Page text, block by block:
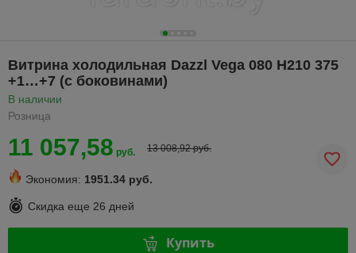
Витрина холодильная Dazzl Vega 080 H210 375
+1…+7 (с боковинами)
В наличии
Розница
11 057,58 руб. 13 008,92 руб.
Экономия: 1951.34 руб.
Скидка еще 26 дней
Купить